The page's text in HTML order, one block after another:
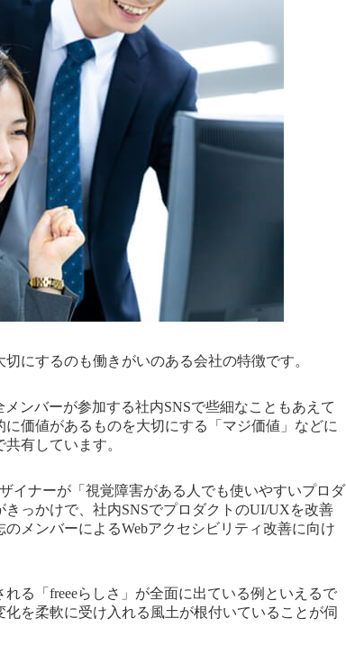
にするのも働きがいのある会社の特徴です。
ンバーが参加する社内SNSで些細なこともあえて
価値があるものを大切にする「マジ価値」などに
有しています。
イナーが「視覚障害がある人でも使いやすいプロダ
っかけで、社内SNSでプロダクトのUI/UXを改善
メンバーによるWebアクセシビリティ改善に向け
る「freeeらしさ」が全面に出ている例といえるで
を柔軟に受け入れる風土が根付いていることが伺